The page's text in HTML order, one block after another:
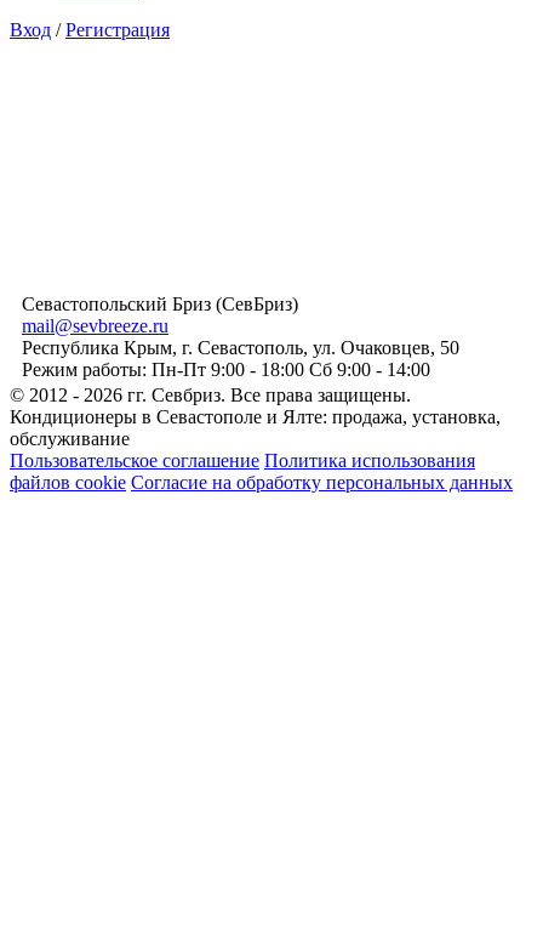
Вход /Регистрация
Севастопольский Бриз (СевБриз)
mail@sevbreeze.ru
Республика Крым, г. Севастополь, ул. Очаковцев, 50
Режим работы: Пн-Пт 9:00 - 18:00 Сб 9:00 - 14:00
© 2012 - 2026 гг. Севбриз. Все права защищены.
Кондиционеры в Севастополе и Ялте: продажа, установка,
обслуживание
Пользовательское соглашение Политика использования
файлов cookie Согласие на обработку персональных данных